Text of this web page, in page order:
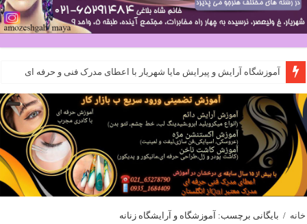
آموزشگاه آرایش و پیرایش مایا شهریار با اعطای مدرک فنی و حرفه ای
خانه / بایگانی برچسب: آموزشگاه و آرایشگاه زنانه